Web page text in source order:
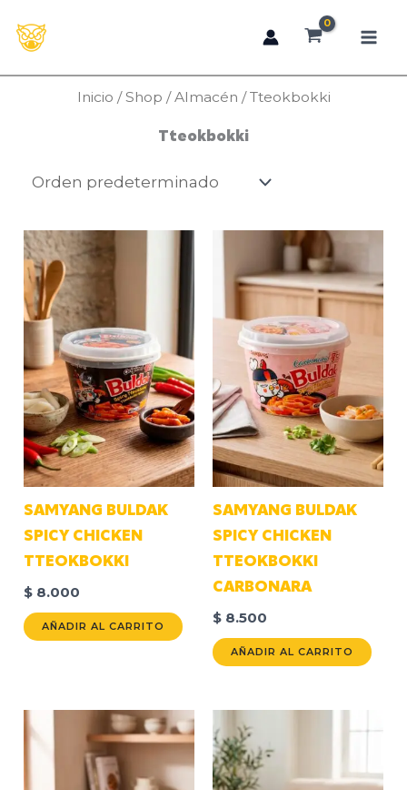
Inicio /Shop /Almacén / Tteokbokki
Tteokbokki
SAMYANG BULDAK
SPICY CHICKEN
TTEOKBOKKI
$ 8.000
AÑADIR AL CARRITO
SAMYANG BULDAK
SPICY CHICKEN
TTEOKBOKKI
CARBONARA
$ 8.500
AÑADIR AL CARRITO